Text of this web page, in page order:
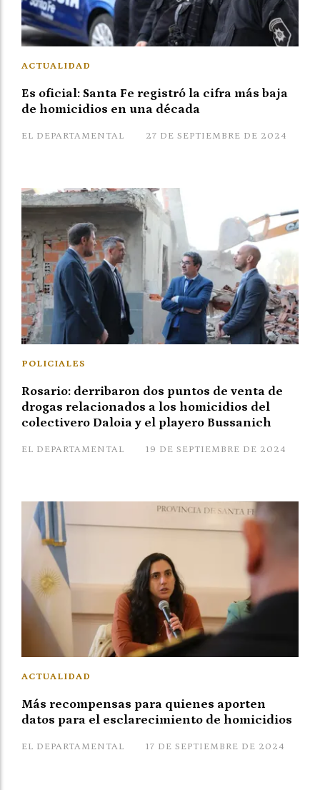
Es oficial: Santa Fe registró la cifra más baja
de homicidios en una década
EL DEPARTAMENTAL
ACTUALIDAD
27 DE SEPTIEMBRE DE 2024
Rosario: derribaron dos puntos de venta de
drogas relacionados a los homicidios del
colectivero Daloia y el playero Bussanich
EL DEPARTAMENTAL
POLICIALES
19 DE SEPTIEMBRE DE 2024
Más recompensas para quienes aporten
datos para el esclarecimiento de homicidios
EL DEPARTAMENTAL
ACTUALIDAD
17 DE SEPTIEMBRE DE 2024